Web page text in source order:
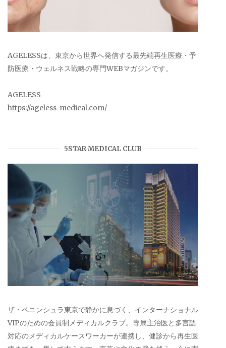
AGELESSは、東京から世界へ発信する最先端再生医療・予
防医療・ウェルネス戦略の専門WEBマガジンです。
AGELESS
https://ageless-medical.com/
5STAR MEDICAL CLUB
ザ・ペニンシュラ東京で静かに息づく、インターナショナル
VIPのための会員制メディカルクラブ。専属主治医と多言語
対応のメディカルケースワーカーが連携し、健診から再生医